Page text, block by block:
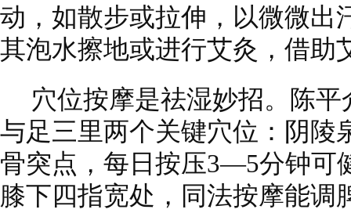
动，如散步或拉伸，以微微出
其泡水擦地或进行艾灸，借助
穴位按摩是祛湿妙招。陈
与足三里两个关键穴位：阴陵
骨突点，每日按压3—5分钟可
膝下四指宽处，同法按摩能调